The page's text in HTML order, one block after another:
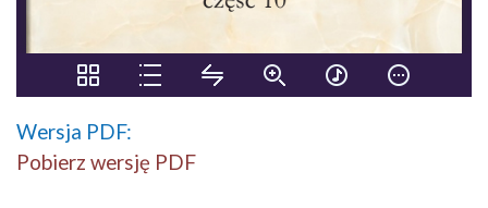
Wersja PDF:
Pobierz wersję PDF